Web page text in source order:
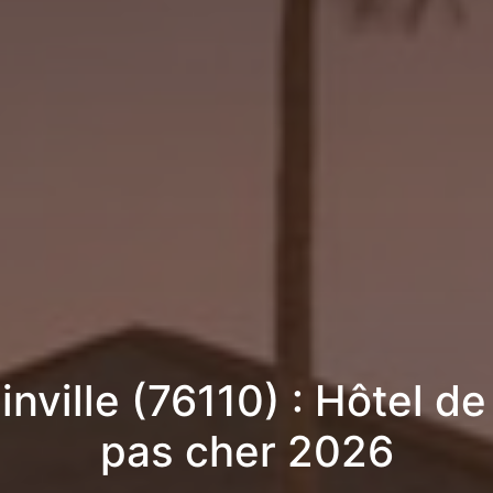
(76110) : Hôtel
pas cher 2026